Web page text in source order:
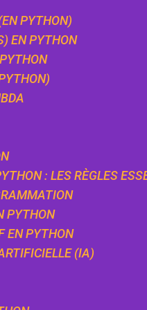
PYTHON)
EN PYTHON
: LES RÈGLES
PYTHON
EN PYTHON
(IA)